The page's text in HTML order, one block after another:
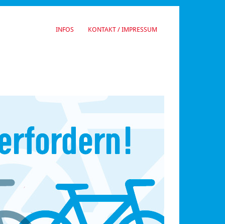
INFOS KONTAKT / IMPRESSUM